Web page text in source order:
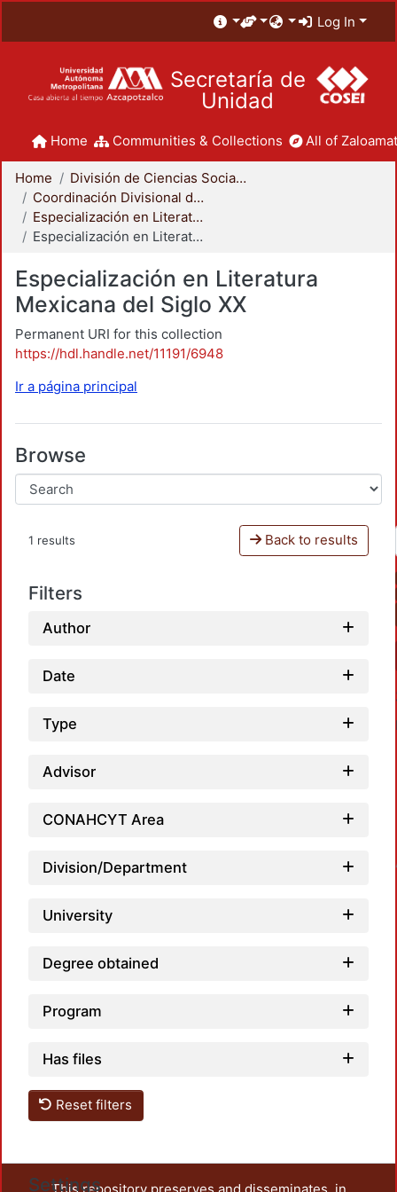
Log In
Secretaría de
Unidad
Home Communities & Collections All of
Home
División de Ciencias Sociales y Humanidades
Coordinación Divisional de Posgrado
Especialización en Literatura Mexicana del Siglo XX
Especialización en Literatura Mexicana del Siglo XX
Especialización en Literatura
Mexicana del Siglo XX
Permanent URI for this collection
https://hdl.handle.net/11191/6948
Ir a página principal
Browse
1 results Back to results
Filters
Author
Date
Type
Advisor
CONAHCYT Area
Division/Department
University
Degree obtained
Program
Has files
Reset filters
Settings